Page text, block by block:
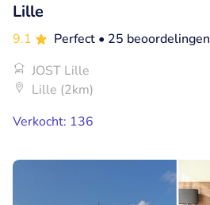
Lille
9.1 Perfect • 25 beoordelingen
JOST Lille
Lille (2km)
Verkocht: 136